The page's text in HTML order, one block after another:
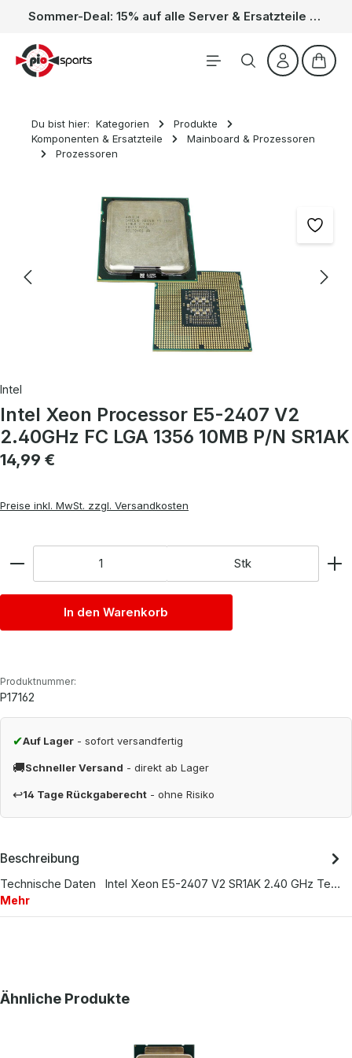
Zum Hauptinhalt springen Sommer-Deal: 15% auf alle Server & Ersatzteile – Kein Code nötig, der Rabatt wird automatisch im Warenkorb abgezogen. Gültig vom 01.06. bis 31.08.
Du bist hier: Kategorien
Produkte
Komponenten & Ersatzteile
Mainboard & Prozessoren
Prozessoren
Bildergalerie überspringen
Intel
Intel Xeon Processor E5-2407 V2
2.40GHz FC LGA 1356 10MB P/N SR1AK
Regulärer Preis:
14,99 €
Preise inkl. MwSt. zzgl. Versandkosten
Stk
In den Warenkorb
Produktnummer:
P17162
✔Auf Lager - sofort versandfertig
🚚Schneller Versand - direkt ab Lager
↩14 Tage Rückgaberecht - ohne Risiko
Beschreibung
Technische Daten Intel Xeon E5-2407 V2 SR1AK 2.40 GHz Te…
Mehr
Produktgalerie überspringen
Ähnliche Produkte